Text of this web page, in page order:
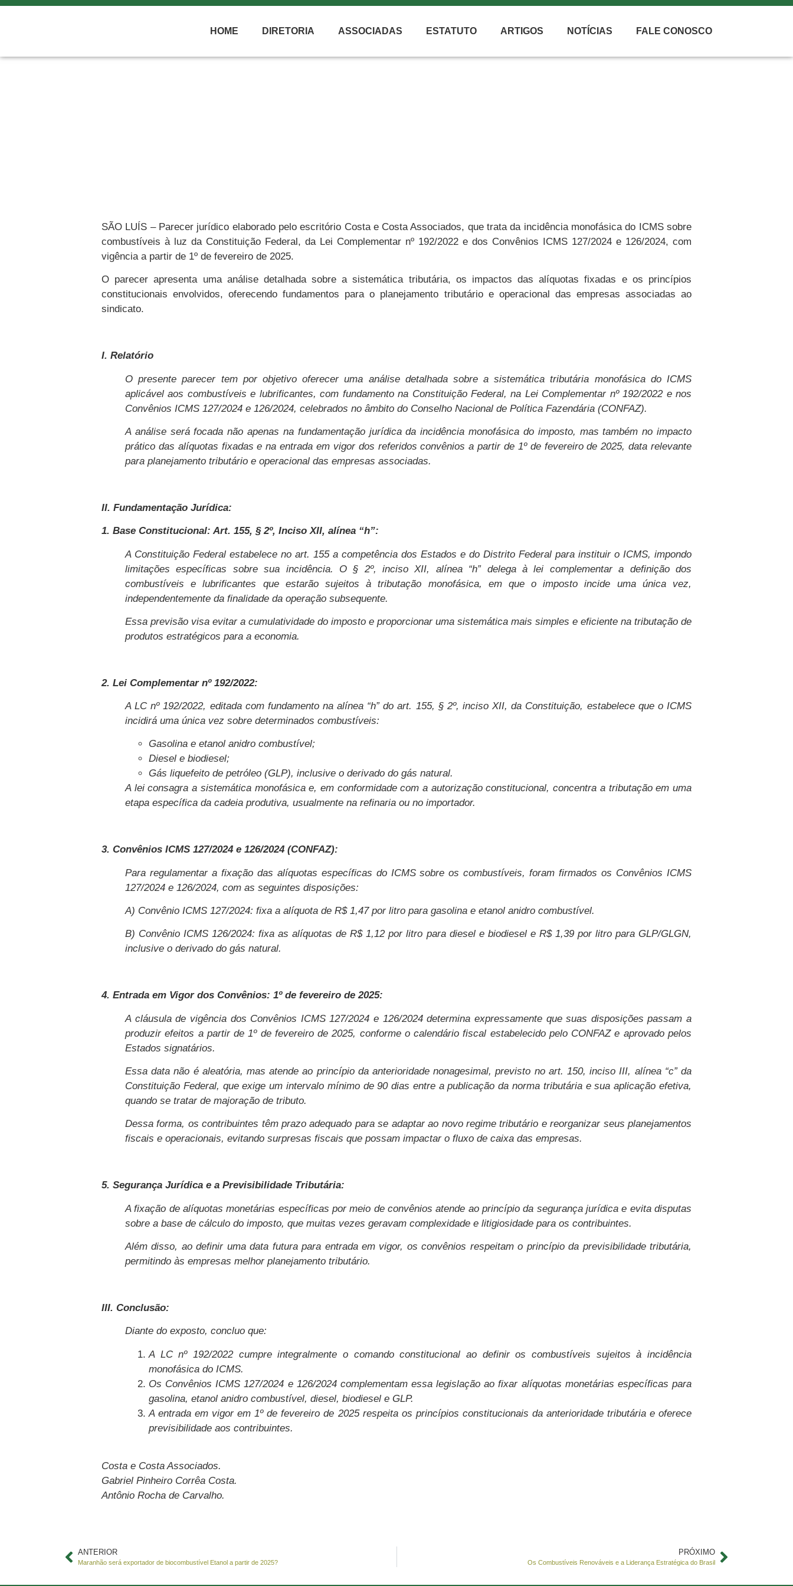
HOME DIRETORIA ASSOCIADAS ESTATUTO ARTIGOS NOTÍCIAS FALE CONOSCO
SÃO LUÍS – Parecer jurídico elaborado pelo escritório Costa e Costa Associados, que trata da incidência monofásica do ICMS sobre
combustíveis à luz da Constituição Federal, da Lei Complementar nº 192/2022 e dos Convênios ICMS 127/2024 e 126/2024, com
vigência a partir de 1º de fevereiro de 2025.
O parecer apresenta uma análise detalhada sobre a sistemática tributária, os impactos das alíquotas fixadas e os princípios
constitucionais envolvidos, oferecendo fundamentos para o planejamento tributário e operacional das empresas associadas ao
sindicato.
I. Relatório
O presente parecer tem por objetivo oferecer uma análise detalhada sobre a sistemática tributária monofásica do ICMS
aplicável aos combustíveis e lubrificantes, com fundamento na Constituição Federal, na Lei Complementar nº 192/2022 e nos
Convênios ICMS 127/2024 e 126/2024, celebrados no âmbito do Conselho Nacional de Política Fazendária (CONFAZ).
A análise será focada não apenas na fundamentação jurídica da incidência monofásica do imposto, mas também no impacto
prático das alíquotas fixadas e na entrada em vigor dos referidos convênios a partir de 1º de fevereiro de 2025, data relevante
para planejamento tributário e operacional das empresas associadas.
II. Fundamentação Jurídica:
1. Base Constitucional: Art. 155, § 2º, Inciso XII, alínea “h”:
A Constituição Federal estabelece no art. 155 a competência dos Estados e do Distrito Federal para instituir o ICMS, impondo
limitações específicas sobre sua incidência. O § 2º, inciso XII, alínea “h” delega à lei complementar a definição dos
combustíveis e lubrificantes que estarão sujeitos à tributação monofásica, em que o imposto incide uma única vez,
independentemente da finalidade da operação subsequente.
Essa previsão visa evitar a cumulatividade do imposto e proporcionar uma sistemática mais simples e eficiente na tributação de
produtos estratégicos para a economia.
2. Lei Complementar nº 192/2022:
A LC nº 192/2022, editada com fundamento na alínea “h” do art. 155, § 2º, inciso XII, da Constituição, estabelece que o ICMS
incidirá uma única vez sobre determinados combustíveis:
Gasolina e etanol anidro combustível;
Diesel e biodiesel;
Gás liquefeito de petróleo (GLP), inclusive o derivado do gás natural.
A lei consagra a sistemática monofásica e, em conformidade com a autorização constitucional, concentra a tributação em uma
etapa específica da cadeia produtiva, usualmente na refinaria ou no importador.
3. Convênios ICMS 127/2024 e 126/2024 (CONFAZ):
Para regulamentar a fixação das alíquotas específicas do ICMS sobre os combustíveis, foram firmados os Convênios ICMS
127/2024 e 126/2024, com as seguintes disposições:
A) Convênio ICMS 127/2024: fixa a alíquota de R$ 1,47 por litro para gasolina e etanol anidro combustível.
B) Convênio ICMS 126/2024: fixa as alíquotas de R$ 1,12 por litro para diesel e biodiesel e R$ 1,39 por litro para GLP/GLGN,
inclusive o derivado do gás natural.
4. Entrada em Vigor dos Convênios: 1º de fevereiro de 2025:
A cláusula de vigência dos Convênios ICMS 127/2024 e 126/2024 determina expressamente que suas disposições passam a
produzir efeitos a partir de 1º de fevereiro de 2025, conforme o calendário fiscal estabelecido pelo CONFAZ e aprovado pelos
Estados signatários.
Essa data não é aleatória, mas atende ao princípio da anterioridade nonagesimal, previsto no art. 150, inciso III, alínea “c” da
Constituição Federal, que exige um intervalo mínimo de 90 dias entre a publicação da norma tributária e sua aplicação efetiva,
quando se tratar de majoração de tributo.
Dessa forma, os contribuintes têm prazo adequado para se adaptar ao novo regime tributário e reorganizar seus planejamentos
fiscais e operacionais, evitando surpresas fiscais que possam impactar o fluxo de caixa das empresas.
5. Segurança Jurídica e a Previsibilidade Tributária:
A fixação de alíquotas monetárias específicas por meio de convênios atende ao princípio da segurança jurídica e evita disputas
sobre a base de cálculo do imposto, que muitas vezes geravam complexidade e litigiosidade para os contribuintes.
Além disso, ao definir uma data futura para entrada em vigor, os convênios respeitam o princípio da previsibilidade tributária,
permitindo às empresas melhor planejamento tributário.
III. Conclusão:
Diante do exposto, concluo que:
A LC nº 192/2022 cumpre integralmente o comando constitucional ao definir os combustíveis sujeitos à incidência
monofásica do ICMS.
Os Convênios ICMS 127/2024 e 126/2024 complementam essa legislação ao fixar alíquotas monetárias específicas para
gasolina, etanol anidro combustível, diesel, biodiesel e GLP.
A entrada em vigor em 1º de fevereiro de 2025 respeita os princípios constitucionais da anterioridade tributária e oferece
previsibilidade aos contribuintes.
Costa e Costa Associados.
Gabriel Pinheiro Corrêa Costa.
Antônio Rocha de Carvalho.
ANTERIOR
Maranhão será exportador de biocombustível Etanol a partir de 2025?
PRÓXIMO
Os Combustíveis Renováveis e a Liderança Estratégica do Brasil